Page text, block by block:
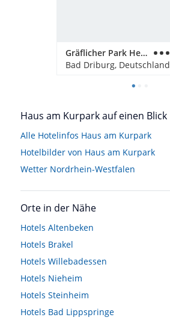
Gräflicher Park Health & Balance Resort
Bad Driburg, Deutschland
Haus am Kurpark auf einen Blick
Alle Hotelinfos Haus am Kurpark
Hotelbilder von Haus am Kurpark
Wetter Nordrhein-Westfalen
Orte in der Nähe
Hotels Altenbeken
Hotels Brakel
Hotels Willebadessen
Hotels Nieheim
Hotels Steinheim
Hotels Bad Lippspringe